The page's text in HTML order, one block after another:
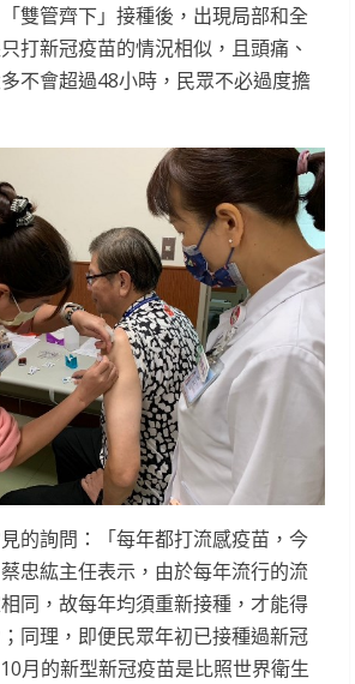
雙管齊下」接種後，出現局部和全
打新冠疫苗的情況相似，且頭痛、
不會超過48小時，民眾不必過度擔
的詢問：「每年都打流感疫苗，今
忠紘主任表示，由於每年流行的流
同，故每年均須重新接種，才能得
同理，即便民眾年初已接種過新冠
月的新型新冠疫苗是比照世界衛生